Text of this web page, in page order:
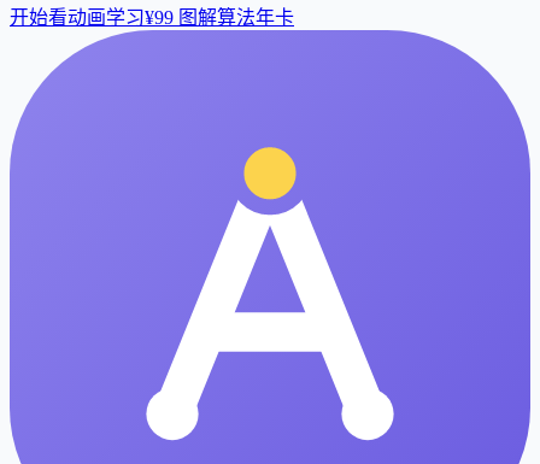
开始看动画学习¥99 图解算法年卡